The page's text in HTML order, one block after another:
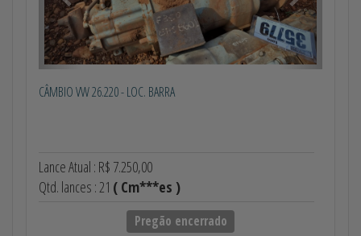
CÂMBIO VW 26.220 - LOC. BARRA
Lance Atual : R$ 7.250,00
Qtd. lances : 21 ( Cm***es )
Pregão encerrado